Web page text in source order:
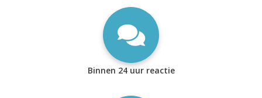
Binnen 24 uur reactie